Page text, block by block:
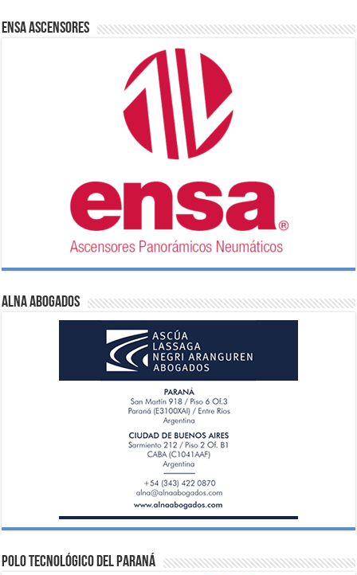
ENSA Ascensores
ALNA Abogados
Polo Tecnológico del Paraná